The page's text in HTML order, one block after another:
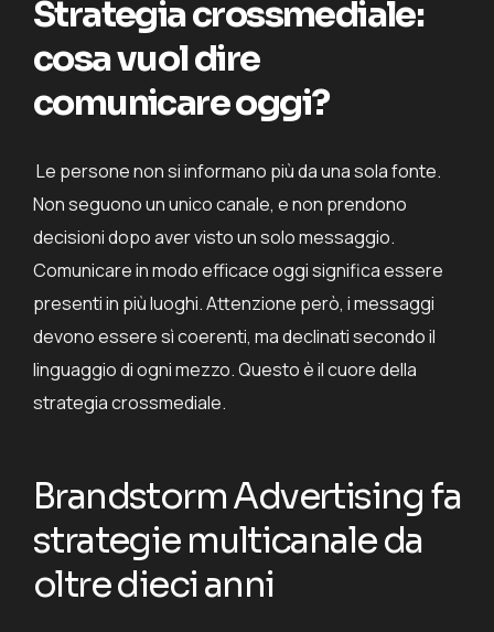
Strategia crossmediale:
cosa vuol dire
comunicare oggi?
Le persone non si informano più da una sola fonte.
Non seguono un unico canale, e non prendono
decisioni dopo aver visto un solo messaggio.
Comunicare in modo efficace oggi significa essere
presenti in più luoghi. Attenzione però, i messaggi
devono essere sì coerenti, ma declinati secondo il
linguaggio di ogni mezzo. Questo è il cuore della
strategia crossmediale.
Brandstorm Advertising fa
strategie multicanale da
oltre dieci anni